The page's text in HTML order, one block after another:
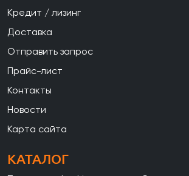
Кредит / лизинг
Доставка
Отправить запрос
Прайс-лист
Контакты
Новости
Карта сайта
КАТАЛОГ